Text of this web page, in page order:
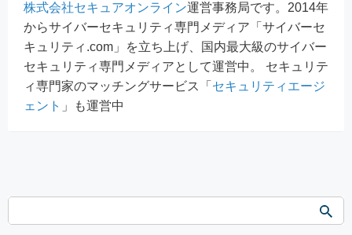
株式会社セキュアオンライン運営事務局です。2014年
からサイバーセキュリティ専門メディア「サイバーセ
キュリティ.com」を立ち上げ、国内最大級のサイバー
セキュリティ専門メディアとして運営中。 セキュリテ
ィ専門家のマッチングサービス「 セキュリティエージ
ェント 」も運営中